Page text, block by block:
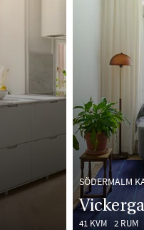
SÖDERMALM
41 KVM 2 RUM